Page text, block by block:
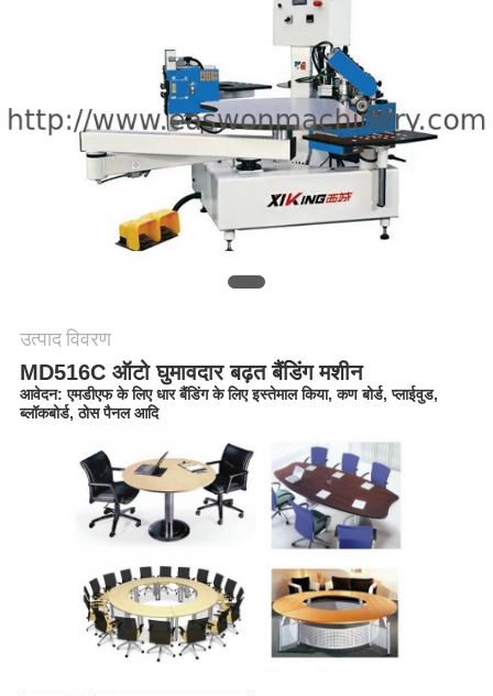
PRIVACY
POLICY
उत्पाद विवरण
MD516C ऑटो घुमावदार बढ़त बैंडिंग मशीन
आवेदन: एमडीएफ के लिए धार बैंडिंग के लिए इस्तेमाल किया, कण बोर्ड, प्लाईवुड,
ब्लॉकबोर्ड, ठोस पैनल आदि